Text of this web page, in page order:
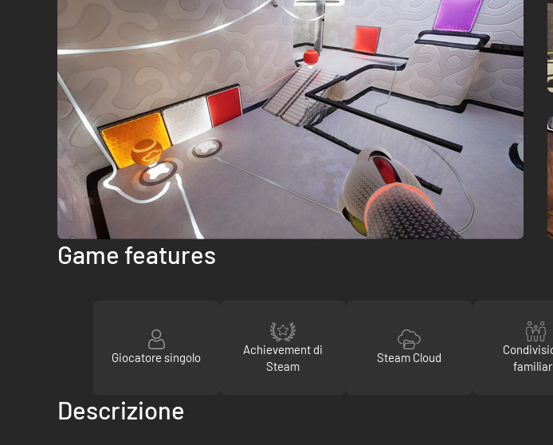
Game features
Giocatore singolo
Achievement di
Steam
Steam Cloud
Descrizione